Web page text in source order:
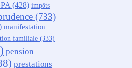
(428) impôts
(733)
manifestation
familiale (333)
pension
prestations